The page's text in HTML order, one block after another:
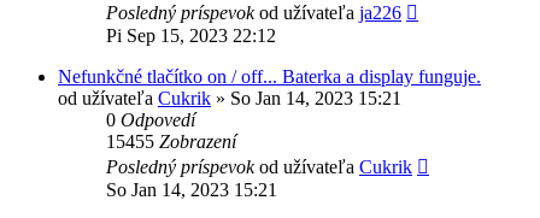
Posledný príspevokod užívateľa ja226
Pi Sep 15, 2023 22:12
Nefunkčné tlačítko on / off... Baterka a display funguje.
od užívateľa Cukrik » So Jan 14, 2023 15:21
0 Odpovedí
15455 Zobrazení
Posledný príspevokod užívateľa Cukrik
So Jan 14, 2023 15:21